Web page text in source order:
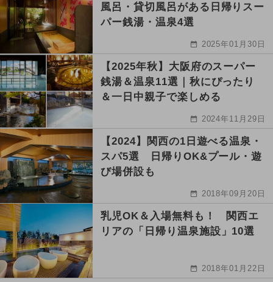
風呂・貸切風呂がある日帰りスー
パー銭湯・温泉4選
2025年01月30日
【2025年秋】大阪府のスーパー
銭湯＆温泉11選｜秋にぴったり
＆一日中親子で楽しめる
2024年11月29日
【2024】関西の1日遊べる温泉・
スパ5選 日帰りOK&プール・遊
び場併設も
2018年09月20日
乳児OK＆入場無料も！ 関西エ
リアの「日帰り温泉施設」10選
2018年01月22日